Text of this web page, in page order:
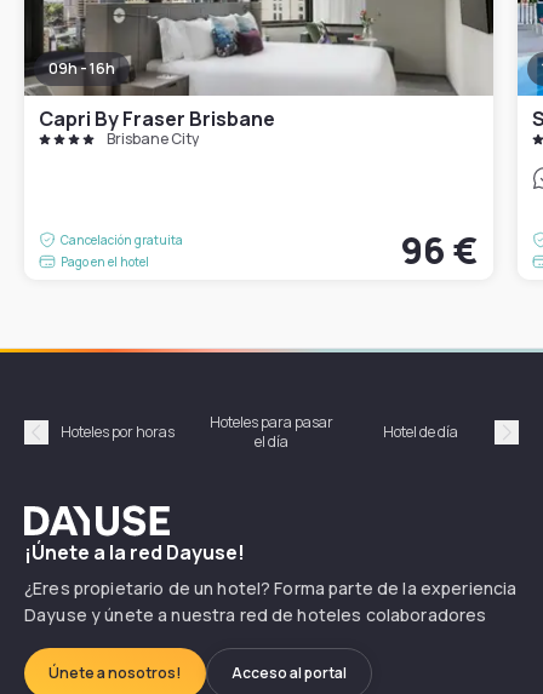
09h - 16h
Capri By Fraser Brisbane
Brisbane City
Cancelación gratuita
Pago en el hotel
96 €
Précédent
Hoteles por horas
Hoteles para pasar
el día
Hotel de día
Dayuse
¡Únete a la red Dayuse!
¿Eres propietario de un hotel? Forma parte de la experiencia
Dayuse y únete a nuestra red de hoteles colaboradores
Únete a nosotros! Acceso al portal